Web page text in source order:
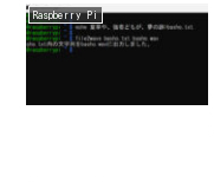
Raspberry Pi